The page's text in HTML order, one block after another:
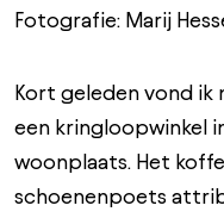
Fotografie: Marij
Kort geleden vond ik
een kringloopwinkel
woonplaats. Het
schoenenpoets